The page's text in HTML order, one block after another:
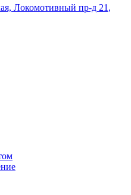
Локомотивный пр-д 21,